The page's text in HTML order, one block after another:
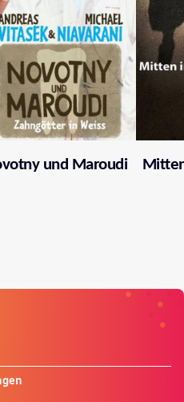
und Maroudi